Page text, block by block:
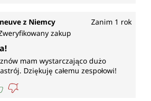
krwinek, do prawidłowego
do prawidłowego
nerwowego, do
homocysteiny, do
psychicznego, do
układu
do zmniejszenia uczucia
oraz bierze udział w procesie
z Niemcy Zanim 1 rok
5 gwiazdek
zakup
mam wystarczająco dużo
Dziękuję całemu zespołowi!